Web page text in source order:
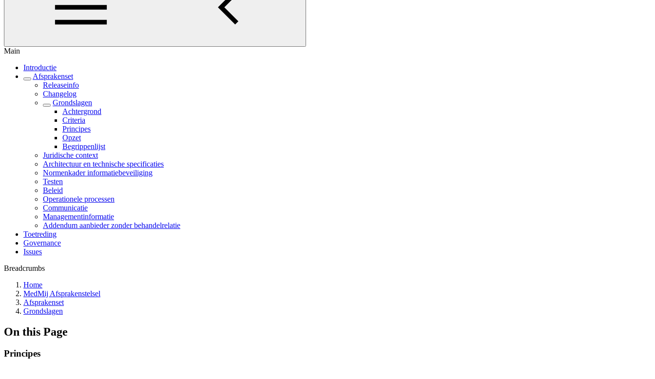
Main
Introductie
Afsprakenset
Releaseinfo
Changelog
Grondslagen
Achtergrond
Criteria
Principes
Opzet
Begrippenlijst
Juridische context
Architectuur en technische specificaties
Normenkader informatiebeveiliging
Testen
Beleid
Operationele processen
Communicatie
Managementinformatie
Addendum aanbieder zonder behandelrelatie
Toetreding
Governance
Issues
Breadcrumbs
Home
MedMij Afsprakenstelsel
Afsprakenset
Grondslagen
On this Page
Principes